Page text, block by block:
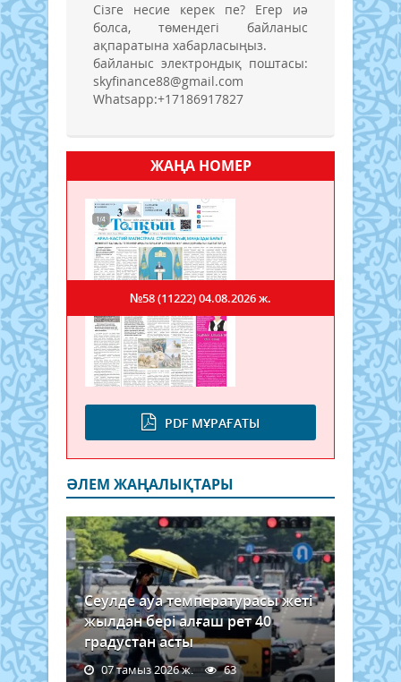
Сізге несие керек пе? Егер иә
болса, төмендегі байланыс
ақпаратына хабарласыңыз.
байланыс электрондық поштасы:
skyfinance88@gmail.com
Whatsapp:+17186917827
ЖАҢА НОМЕР
PDF МҰРАҒАТЫ
№58 (11222)04.08.2026 ж.
ӘЛЕМ ЖАҢАЛЫҚТАРЫ
Сеулде ауа температурасы жеті
жылдан бері алғаш рет 40
градустан асты
07 тамыз 2026 ж. 63